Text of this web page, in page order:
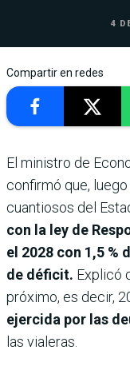
4
Compartir en redes
El ministro de
confirmó que,
cuantiosos del
con la ley de
el 2028 con 1,5 %
de déficit. Explicó
próximo, es decir,
ejercida por las
las vialeras.